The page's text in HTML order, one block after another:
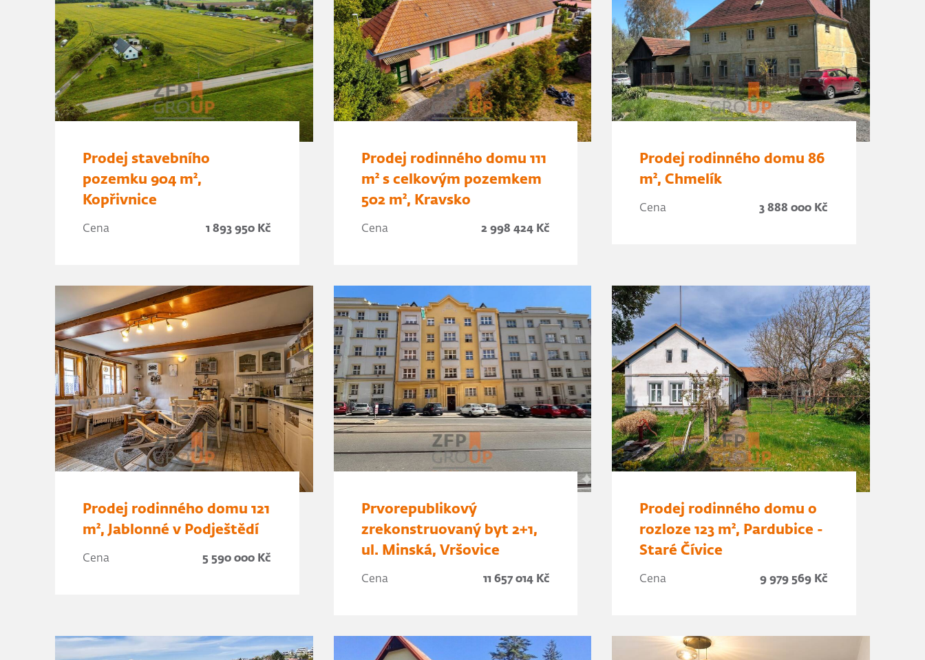
Prodej stavebního
pozemku 904 m²,
Kopřivnice
Cena 1 893 950 Kč
Prodej rodinného domu 111
m² s celkovým pozemkem
502 m², Kravsko
Cena 2 998 424 Kč
Prodej rodinného domu 86
m², Chmelík
Cena 3 888 000 Kč
Prodej rodinného domu 121
m², Jablonné v Podještědí
Cena 5 590 000 Kč
Prvorepublikový
zrekonstruovaný byt 2+1,
ul. Minská, Vršovice
Cena 11 657 014 Kč
Prodej rodinného domu o
rozloze 123 m², Pardubice -
Staré Čívice
Cena 9 979 569 Kč